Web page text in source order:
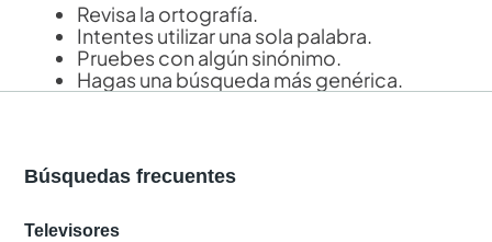
Revisa la ortografía.
Intentes utilizar una sola palabra.
Pruebes con algún sinónimo.
Hagas una búsqueda más genérica.
Búsquedas frecuentes
Televisores